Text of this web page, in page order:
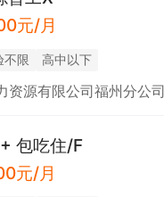
元/月
不限 高中以下
资源有限公司福州分公司
包吃住/F
元/月